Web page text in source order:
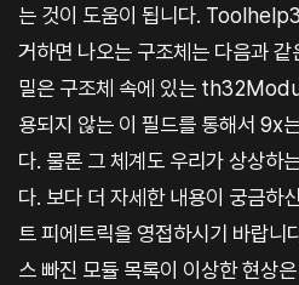
는 것이 도움이 됩니다.
거하면 나오는 구조체는 다음과 같
밀은 구조체 속에 있는
용되지 않는 이 필드를 통해서 9x
다. 물론 그 체계도 우리가 상상하
다. 보다 더 자세한 내용이 궁금하
트 피에트릭을 영접하시기 바랍니
스 빠진 모듈 목록이 이상한 현상